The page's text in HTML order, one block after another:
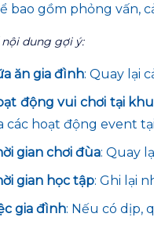
bao gồm phỏng vấn,
dung gợi ý:
ăn gia đình: Quay lại
động vui chơi tại
các hoạt động event
gian chơi đùa: Quay
gian học tập: Ghi lại
gia đình: Nếu có dịp,